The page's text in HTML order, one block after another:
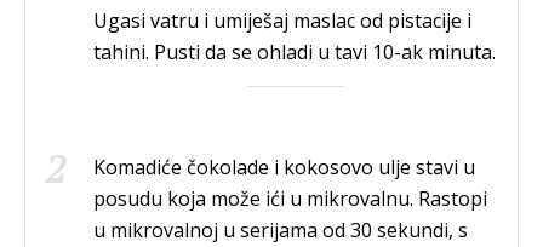
Ugasi vatru i umiješaj maslac od pistacije i
tahini. Pusti da se ohladi u tavi 10-ak minuta.
Komadiće čokolade i kokosovo ulje stavi u
posudu koja može ići u mikrovalnu. Rastopi
u mikrovalnoj u serijama od 30 sekundi, s